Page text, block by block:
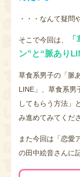
・・・なんて疑問
そこで今回は、
ン”と“脈あり
草食系男子の「脈
LINE」、草食系男
してもらう方法」
み進めてみてくだ
また今回は「恋愛
の田中絵音さんに